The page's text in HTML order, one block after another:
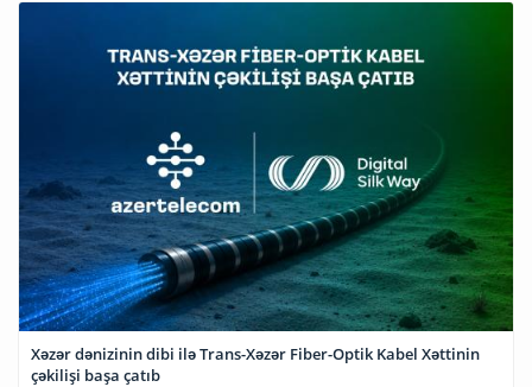
Xəzər dənizinin dibi ilə Trans-Xəzər Fiber-Optik Kabel Xəttinin
çəkilişi başa çatıb